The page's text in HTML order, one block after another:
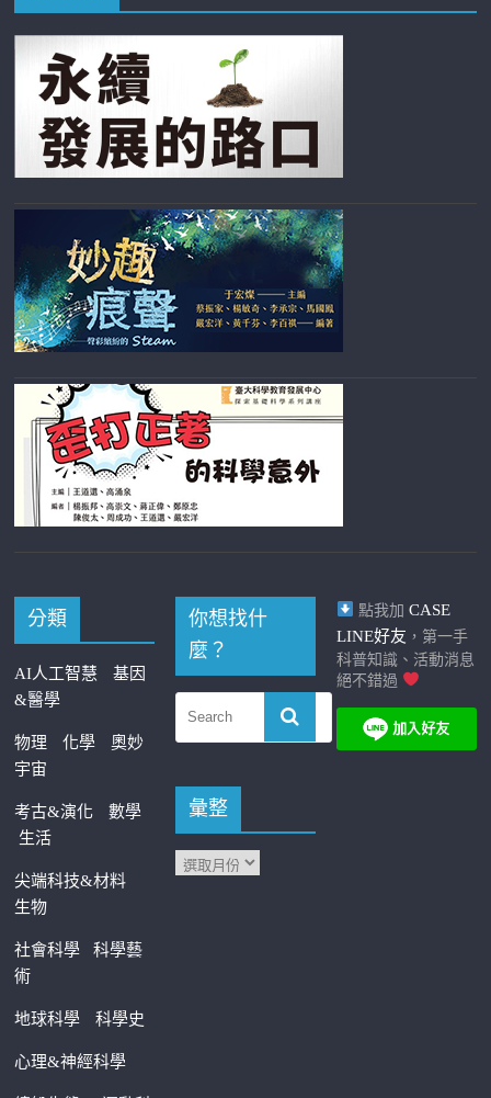
分類
AI人工智慧
基因
&醫學
物理 化學
奧妙
宇宙
考古&演化
數學
生活
尖端科技&材料
生物
社會科學科學藝
術
地球科學 科學史
心理&神經科學
你想找什
麼？
彙整
點我加 CASE
LINE好友 ，第一手
科普知識、活動消息
絕不錯過